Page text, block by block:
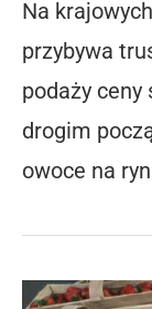
Na
przybywa
podaży
drogim
owoce na